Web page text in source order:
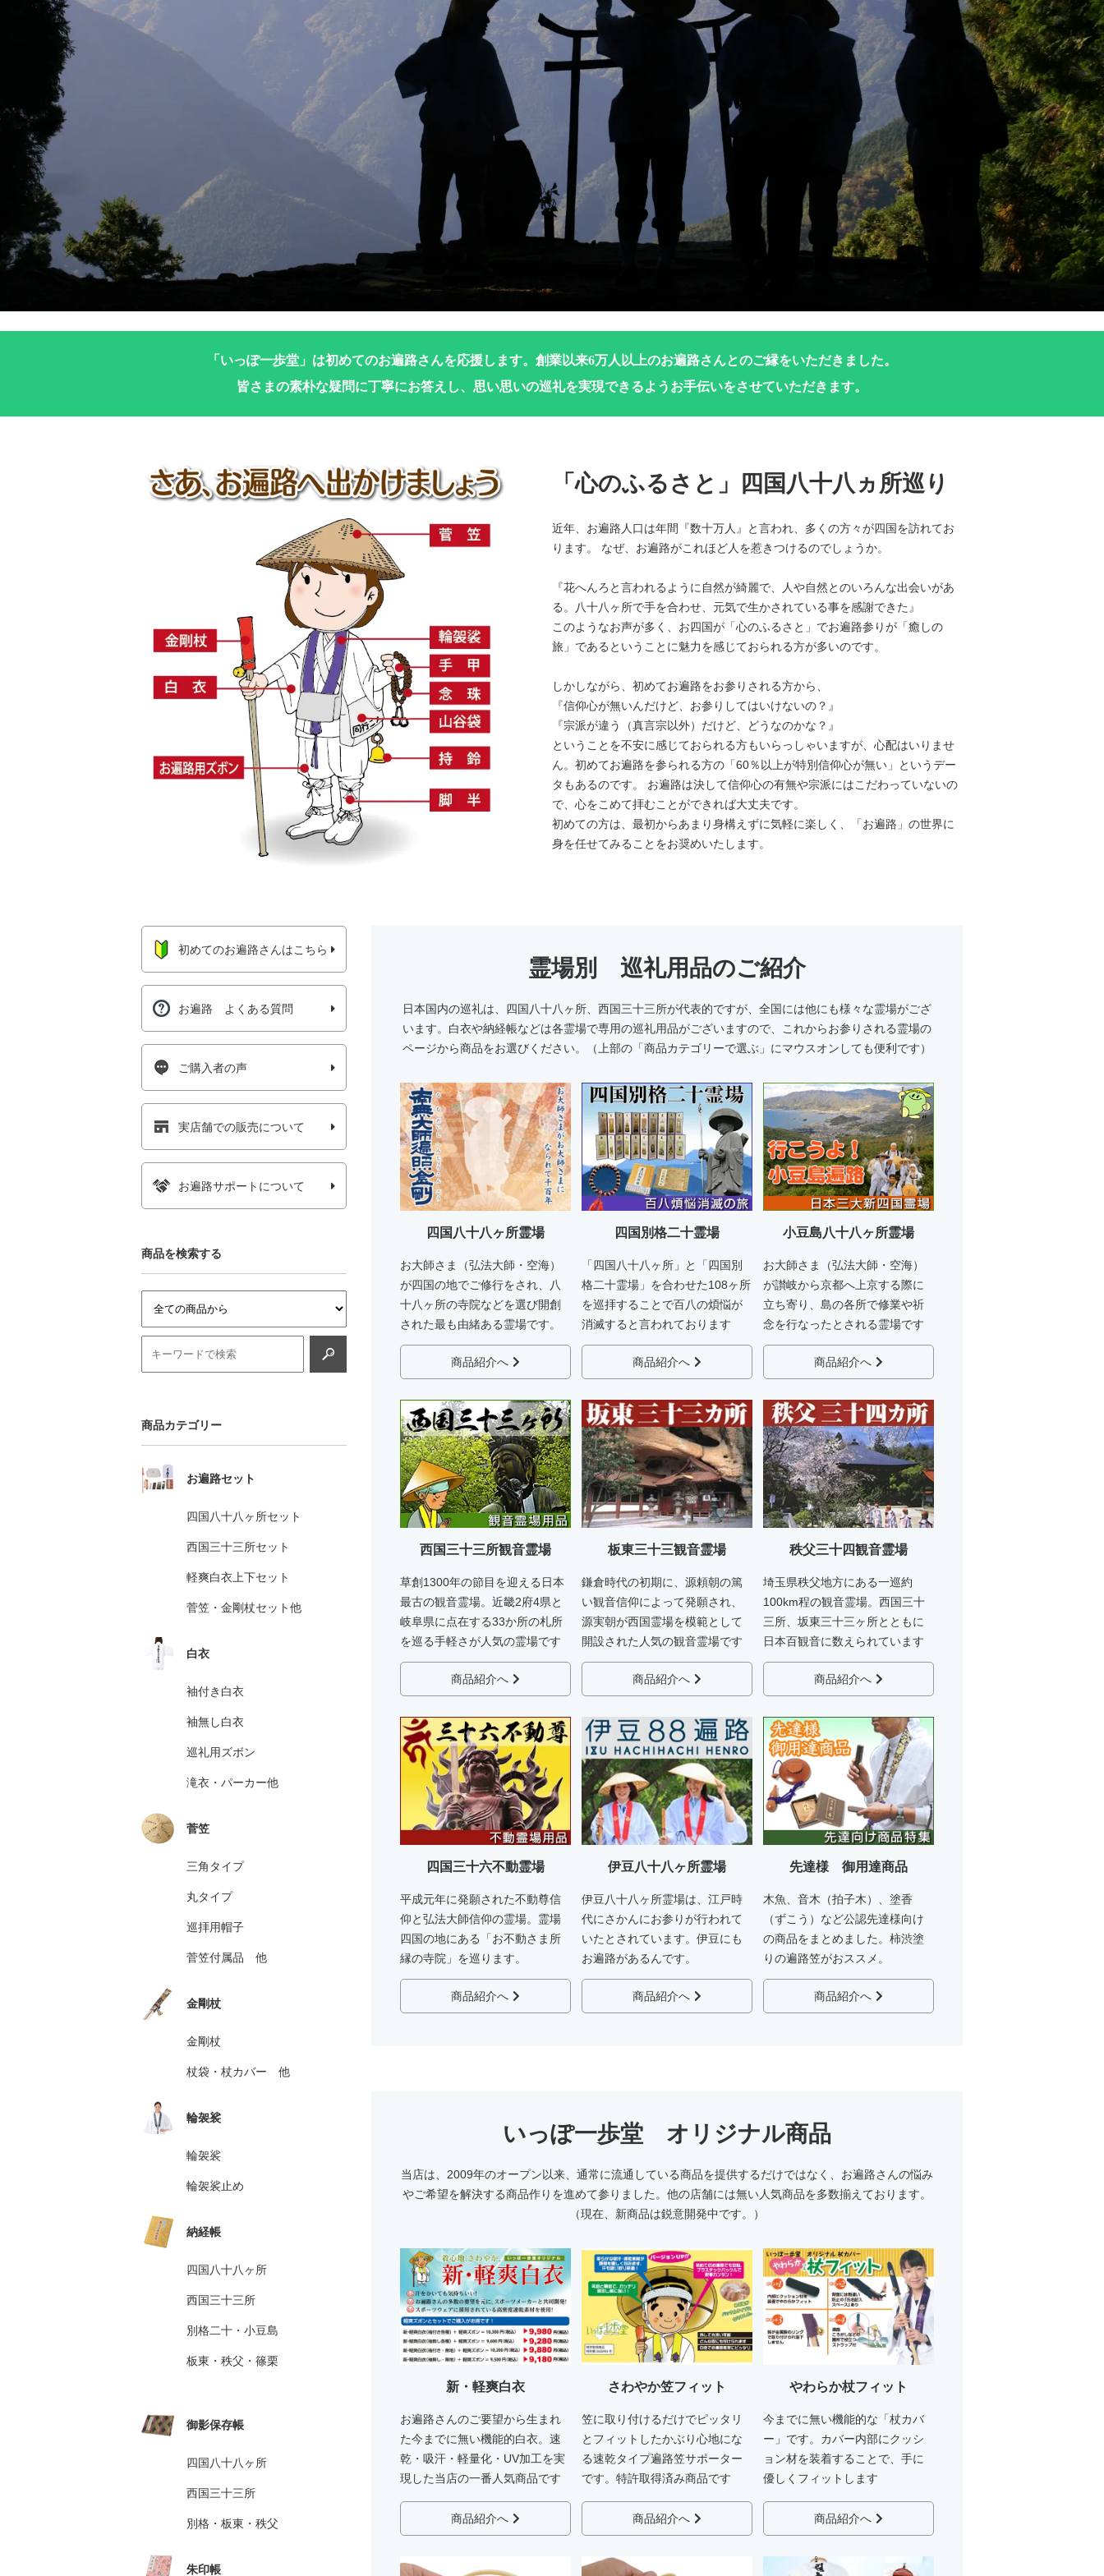
「いっぽ一歩堂」は初めてのお遍路さんを応援します。創業以来6万人以上のお遍路さんとのご縁をいただきました。
皆さまの素朴な疑問に丁寧にお答えし、思い思いの巡礼を実現できるようお手伝いをさせていただきます。
「心のふるさと」四国八十八ヵ所巡り
近年、お遍路人口は年間『数十万人』と言われ、多くの方々が四国を訪れてお
ります。 なぜ、お遍路がこれほど人を惹きつけるのでしょうか。
『花へんろと言われるように自然が綺麗で、人や自然とのいろんな出会いがあ
る。八十八ヶ所で手を合わせ、元気で生かされている事を感謝できた』
このようなお声が多く、お四国が「心のふるさと」でお遍路参りが「癒しの
旅」であるということに魅力を感じておられる方が多いのです。
しかしながら、初めてお遍路をお参りされる方から、
『信仰心が無いんだけど、お参りしてはいけないの？』
『宗派が違う（真言宗以外）だけど、どうなのかな？』
ということを不安に感じておられる方もいらっしゃいますが、心配はいりませ
ん。初めてお遍路を参られる方の「60％以上が特別信仰心が無い」というデー
タもあるのです。 お遍路は決して信仰心の有無や宗派にはこだわっていないの
で、心をこめて拝むことができれば大丈夫です。
初めての方は、最初からあまり身構えずに気軽に楽しく、「お遍路」の世界に
身を任せてみることをお奨めいたします。
霊場別 巡礼用品のご紹介
日本国内の巡礼は、四国八十八ヶ所、西国三十三所が代表的ですが、全国には他にも様々な霊場がござ
います。白衣や納経帳などは各霊場で専用の巡礼用品がございますので、これからお参りされる霊場の
ページから商品をお選びください。（上部の「商品カテゴリーで選ぶ」にマウスオンしても便利です）
四国八十八ヶ所霊場
お大師さま（弘法大師・空海）
が四国の地でご修行をされ、八
十八ヶ所の寺院などを選び開創
された最も由緒ある霊場です。
商品紹介へ
四国別格二十霊場
「四国八十八ヶ所」と「四国別
格二十霊場」を合わせた108ヶ所
を巡拝することで百八の煩悩が
消滅すると言われております
商品紹介へ
小豆島八十八ヶ所霊場
お大師さま（弘法大師・空海）
が讃岐から京都へ上京する際に
立ち寄り、島の各所で修業や祈
念を行なったとされる霊場です
商品紹介へ
西国三十三所観音霊場
草創1300年の節目を迎える日本
最古の観音霊場。近畿2府4県と
岐阜県に点在する33か所の札所
を巡る手軽さが人気の霊場です
商品紹介へ
板東三十三観音霊場
鎌倉時代の初期に、源頼朝の篤
い観音信仰によって発願され、
源実朝が西国霊場を模範として
開設された人気の観音霊場です
商品紹介へ
秩父三十四観音霊場
埼玉県秩父地方にある一巡約
100km程の観音霊場。西国三十
三所、坂東三十三ヶ所とともに
日本百観音に数えられています
商品紹介へ
四国三十六不動霊場
平成元年に発願された不動尊信
仰と弘法大師信仰の霊場。霊場
四国の地にある「お不動さま所
縁の寺院」を巡ります。
商品紹介へ
伊豆八十八ヶ所霊場
伊豆八十八ヶ所霊場は、江戸時
代にさかんにお参りが行われて
いたとされています。伊豆にも
お遍路があるんです。
商品紹介へ
先達様 御用達商品
木魚、音木（拍子木）、塗香
（ずこう）など公認先達様向け
の商品をまとめました。柿渋塗
りの遍路笠がおススメ。
商品紹介へ
いっぽ一歩堂 オリジナル商品
当店は、2009年のオープン以来、通常に流通している商品を提供するだけではなく、お遍路さんの悩み
やご希望を解決する商品作りを進めて参りました。他の店舗には無い人気商品を多数揃えております。
（現在、新商品は鋭意開発中です。）
新・軽爽白衣
お遍路さんのご要望から生まれ
た今までに無い機能的白衣。速
乾・吸汗・軽量化・UV加工を実
現した当店の一番人気商品です
商品紹介へ
さわやか笠フィット
笠に取り付けるだけでピッタリ
とフィットしたかぶり心地にな
る速乾タイプ遍路笠サポーター
です。特許取得済み商品です
商品紹介へ
やわらか杖フィット
今までに無い機能的な「杖カバ
ー」です。カバー内部にクッシ
ョン材を装着することで、手に
優しくフィットします
商品紹介へ
初めてのお遍路さんはこちら
お遍路 よくある質問
ご購入者の声
実店舗での販売について
お遍路サポートについて
商品を検索する
商品カテゴリー
お遍路セット
四国八十八ヶ所セット
西国三十三所セット
軽爽白衣上下セット
菅笠・金剛杖セット他
白衣
袖付き白衣
袖無し白衣
巡礼用ズボン
滝衣・パーカー他
菅笠
三角タイプ
丸タイプ
巡拝用帽子
菅笠付属品 他
金剛杖
金剛杖
杖袋・杖カバー 他
輪袈裟
輪袈裟
輪袈裟止め
納経帳
四国八十八ヶ所
西国三十三所
別格二十・小豆島
板東・秩父・篠栗
御影保存帳
四国八十八ヶ所
西国三十三所
別格・板東・秩父
朱印帳